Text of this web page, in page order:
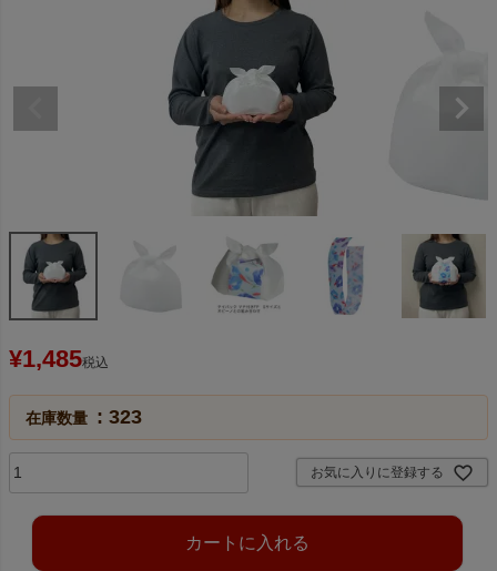
¥1,485税込
在庫数量 323
お気に入りに登録する
カートに入れる